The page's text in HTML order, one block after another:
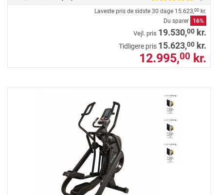
Laveste pris de sidste 30 dage 15.623,00 kr.
Du sparer
16%
Vejl. pris 19.530,00 kr.
Tidligere pris 15.623,00 kr.
12.995,00 kr.